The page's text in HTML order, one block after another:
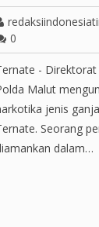
0
-
Malut
jenis
Seorang
dalam…